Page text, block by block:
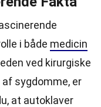
i både medicin
ved kirurgiske
sygdomme, er
at autoklaver